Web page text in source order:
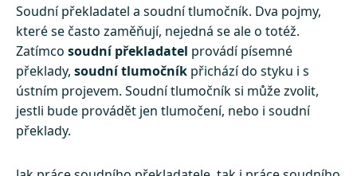
Soudní překladatel a soudní tlumočník. Dva pojmy,
které se často zaměňují, nejedná se ale o totéž.
Zatímco soudní překladatel provádí písemné
překlady, soudní tlumočník přichází do styku i s
ústním projevem. Soudní tlumočník si může zvolit,
jestli bude provádět jen tlumočení, nebo i soudní
překlady.